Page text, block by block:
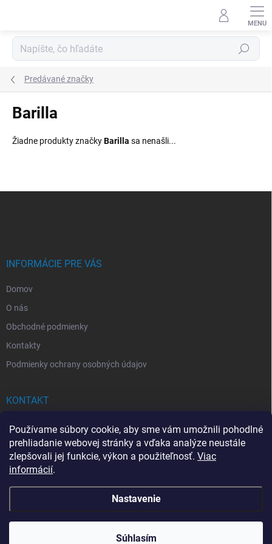
Používame súbory cookie, aby sme vám umožnili pohodlné
prehliadanie webovej stránky a vďaka analýze neustále
zlepšovali jej funkcie, výkon a použiteľnosť. Viac
informácií.
Nastavenie
Súhlasím
Hľadať
Predávané značky
Barilla
Žiadne produkty značkyBarilla sa nenašli...
INFORMÁCIE PRE VÁS
Domov
O nás
Obchodné podmienky
Kontakty
Podmienky ochrany osobných údajov
KONTAKT
info@drogerkovo.sk
Copyright 2026Drogerkovo. Všetky práva vyhradené.Upraviť nastavenie
cookies